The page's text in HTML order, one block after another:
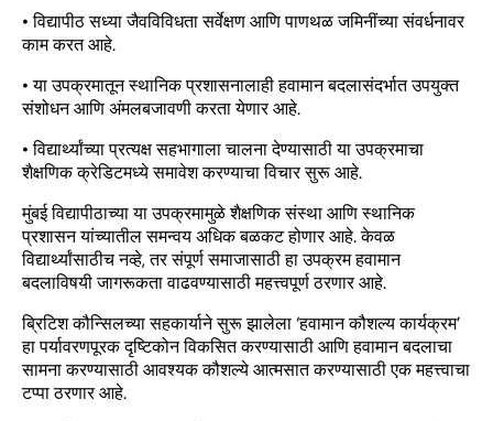
• विद्यापीठ सध्या जैवविविधता सर्वेक्षण आणि पाणथळ जमिनींच्या संवर्धनावर
काम करत आहे.
• या उपक्रमातून स्थानिक प्रशासनालाही हवामान बदलासंदर्भात उपयुक्त
संशोधन आणि अंमलबजावणी करता येणार आहे.
• विद्यार्थ्यांच्या प्रत्यक्ष सहभागाला चालना देण्यासाठी या उपक्रमाचा
शैक्षणिक क्रेडिटमध्ये समावेश करण्याचा विचार सुरू आहे.
मुंबई विद्यापीठाच्या या उपक्रमामुळे शैक्षणिक संस्था आणि स्थानिक
प्रशासन यांच्यातील समन्वय अधिक बळकट होणार आहे. केवळ
विद्यार्थ्यांसाठीच नव्हे, तर संपूर्ण समाजासाठी हा उपक्रम हवामान
बदलाविषयी जागरूकता वाढवण्यासाठी महत्त्वपूर्ण ठरणार आहे.
ब्रिटिश कौन्सिलच्या सहकार्याने सुरू झालेला ‘हवामान कौशल्य कार्यक्रम’
हा पर्यावरणपूरक दृष्टिकोन विकसित करण्यासाठी आणि हवामान बदलाचा
सामना करण्यासाठी आवश्यक कौशल्ये आत्मसात करण्यासाठी एक महत्त्वाचा
टप्पा ठरणार आहे.